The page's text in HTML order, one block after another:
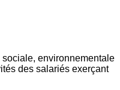
environnementale
des salariés exerçant